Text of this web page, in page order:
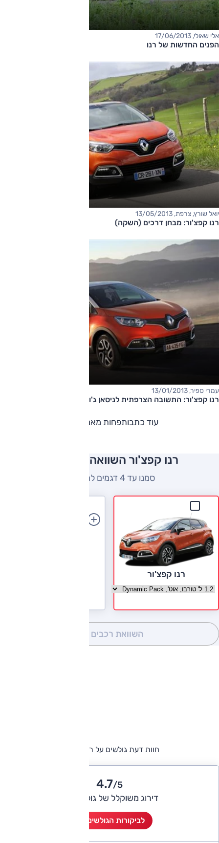
אלי שאולי, 17/06/2013
הפנים החדשות של רנו
יואל שורץ, צרפת, 13/05/2013
רנו קפצ'ור: מבחן דרכים (השקה)
עמרי ספיר, 13/01/2013
רנו קפצ'ור: התשובה הצרפתית לניסאן ג'וק
עוד כתבותפחות מאמרים
רנו קפצ'ור השוואה למתחרים
סמנו עד 4 דגמים להשוואה
רנו קפצ'ור
בחר גרסה רנו קפצ'ור
השוואת רכבים
חוות דעת גולשים על רנו קפצ'ור
4.7/5
דירוג משוקלל של גולשי אוטו
לביקורות הגולשים (7)